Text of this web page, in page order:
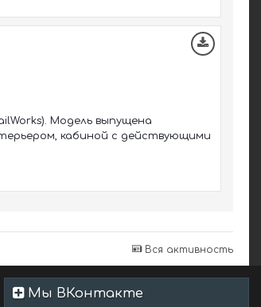
Модель выпущена
кабиной с действующими
Вся активность
Мы ВКонтакте